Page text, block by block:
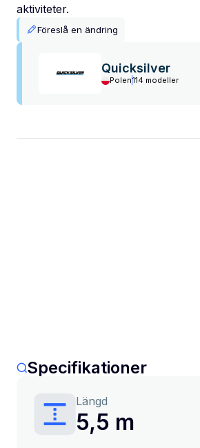
aktiviteter.
Föreslå en ändring
Quicksilver
Polen114 modeller
Specifikationer
Längd
5,5 m